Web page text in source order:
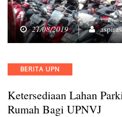
21/08/2019
Categories
BERITA UPN
Ketersediaan Lahan
Rumah Bagi UPNVJ